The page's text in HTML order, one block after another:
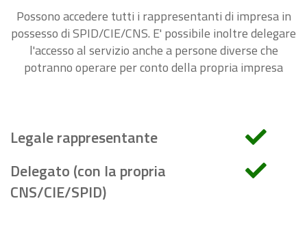
Possono accedere tutti i rappresentanti di impresa in
possesso di SPID/CIE/CNS. E' possibile inoltre delegare
l'accesso al servizio anche a persone diverse che
potranno operare per conto della propria impresa
Legale rappresentante
Delegato (con la propria
CNS/CIE/SPID)